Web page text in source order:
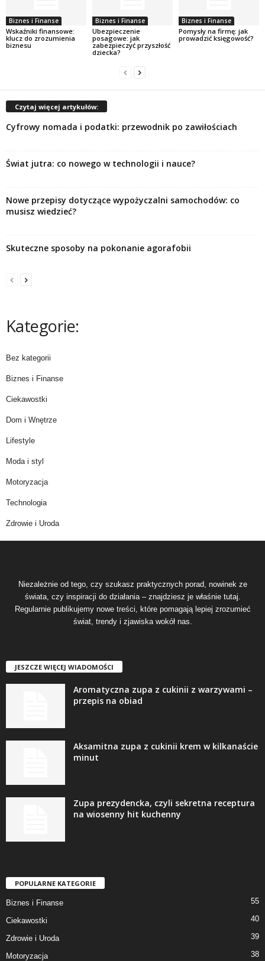
Biznes i Finanse
Wskaźniki finansowe:
klucz do zrozumienia
biznesu
Biznes i Finanse
Ubezpieczenie
posagowe: jak
zabezpieczyć przyszłość
dziecka?
Biznes i Finanse
Pomysły na firmę: jak
prowadzić księgowość?
Czytaj więcej artykułów:
Cyfrowy nomada i podatki: przewodnik po zawiłościach
Świat jutra: co nowego w technologii i nauce?
Nowe przepisy dotyczące wypożyczalni samochodów: co
musisz wiedzieć?
Skuteczne sposoby na pokonanie agorafobii
Kategorie:
Bez kategorii
Biznes i Finanse
Ciekawostki
Dom i Wnętrze
Lifestyle
Moda i styl
Motoryzacja
Technologia
Zdrowie i Uroda
Niezależnie od tego, czy szukasz praktycznych porad, nowinek ze
świata, czy inspiracji do działania – znajdziesz je właśnie tutaj.
Regularnie publikujemy nowe treści, które pomagają lepiej zrozumieć
świat, trendy i zjawiska wokół nas.
JESZCZE WIĘCEJ WIADOMOŚCI
Aromatyczna zupa z cukinii z warzywami –
przepis na obiad
Aksamitna zupa z cukinii krem w kilkanaście
minut
Zupa prezydencka, czyli sekretna receptura
na wiosenny hit kuchenny
POPULARNE KATEGORIE
Biznes i Finanse 55
Ciekawostki 40
Zdrowie i Uroda 39
Motoryzacja 38